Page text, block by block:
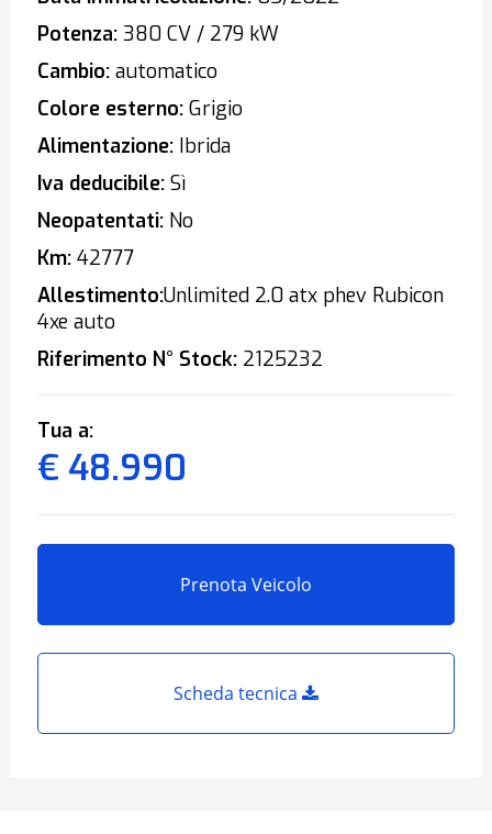
Potenza:380 CV / 279 kW
Cambio:automatico
Colore esterno:Grigio
Alimentazione:Ibrida
Iva deducibile:Sì
Neopatentati:No
Km:42777
Allestimento:Unlimited 2.0 atx phev Rubicon
4xe auto
Riferimento N° Stock:2125232
Tua a:
€ 48.990
Prenota Veicolo
Scheda tecnica